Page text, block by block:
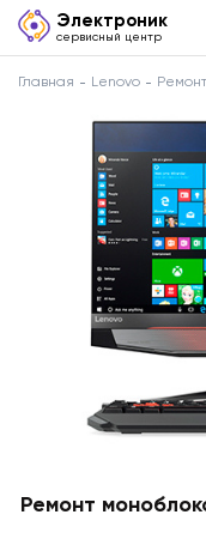
Электроник
сервисный центр
Главная Lenovo
Ремонт